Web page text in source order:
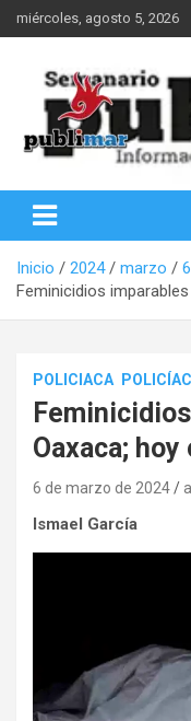
Saltar
al
miércoles, agosto 5, 2026
PubliMar
Inicio 2024 marzo
6
Feminicidios
POLICIACA
Oaxaca;
6 de marzo de 2024
Ismael García